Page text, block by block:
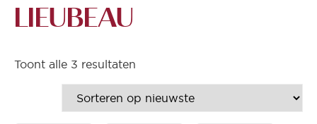
LIEUBEAU
Toont alle 3 resultaten